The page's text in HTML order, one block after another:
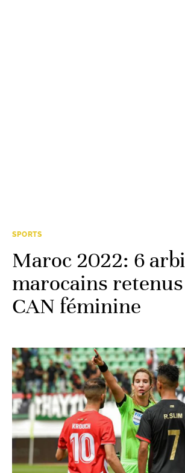
SPORTS
Maroc 2022: 6
marocains
CAN féminine